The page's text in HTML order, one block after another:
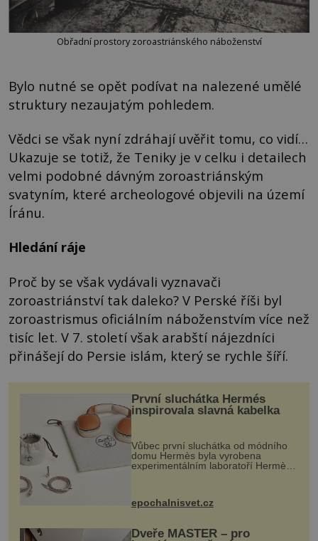
Obřadní prostory zoroastriánského náboženství
Bylo nutné se opět podívat na nalezené umělé
struktury nezaujatým pohledem.
Vědci se však nyní zdráhají uvěřit tomu, co vidí…
Ukazuje se totiž, že Teniky je v celku i detailech
velmi podobné dávným zoroastriánským
svatyním, které archeologové objevili na území
Íránu.
Hledání ráje
Proč by se však vydávali vyznavači
zoroastriánství tak daleko? V Perské říši byl
zoroastrismus oficiálním náboženstvím více než
tisíc let. V 7. století však arabští nájezdníci
přinášejí do Persie islám, který se rychle šíří.
První sluchátka Hermés
inspirovala slavná kabelka
Vůbec první sluchátka od módního
domu Hermès byla vyrobena
experimentálním laboratoří Hermès
kovový...
epochalnisvet.cz
Dveře MASTER – pro